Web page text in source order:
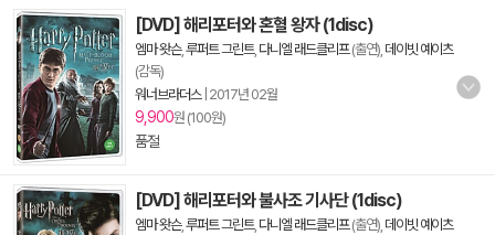
[DVD] 해리포터와 혼혈 왕자 (1disc)
엠마 왓슨, 루퍼트 그린트, 다니엘 래드클리프(출연), 데이빗 예이츠
(감독)
워너브라더스| 2017년 02월
9,900원 (100원)
품절
[DVD] 해리포터와 불사조 기사단 (1disc)
엠마 왓슨, 루퍼트 그린트, 다니엘 래드클리프(출연), 데이빗 예이츠